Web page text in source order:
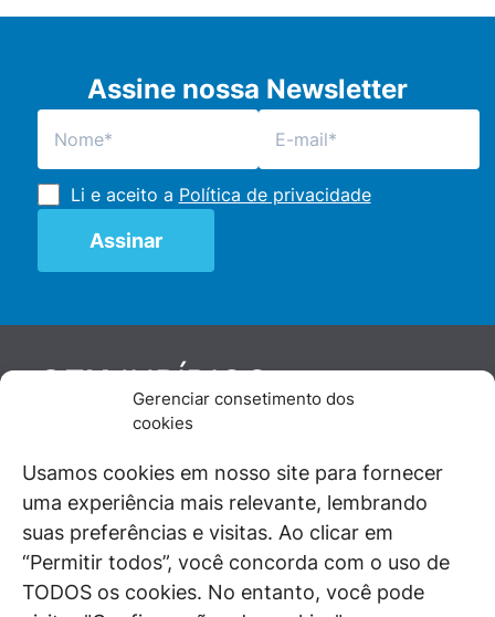
Gerenciar consetimento dos
cookies
Usamos cookies em nosso site para fornecer
uma experiência mais relevante, lembrando
suas preferências e visitas. Ao clicar em
“Permitir todos”, você concorda com o uso de
TODOS os cookies. No entanto, você pode
Assine nossa Newsletter
Li e aceito a Política de privacidade
GENJURÍDICO
De maneira independente, os autores e
juristas e doutrinadores nacionais, se posicionam
diante de questões relevantes do cotidiano e
universo jurídico.